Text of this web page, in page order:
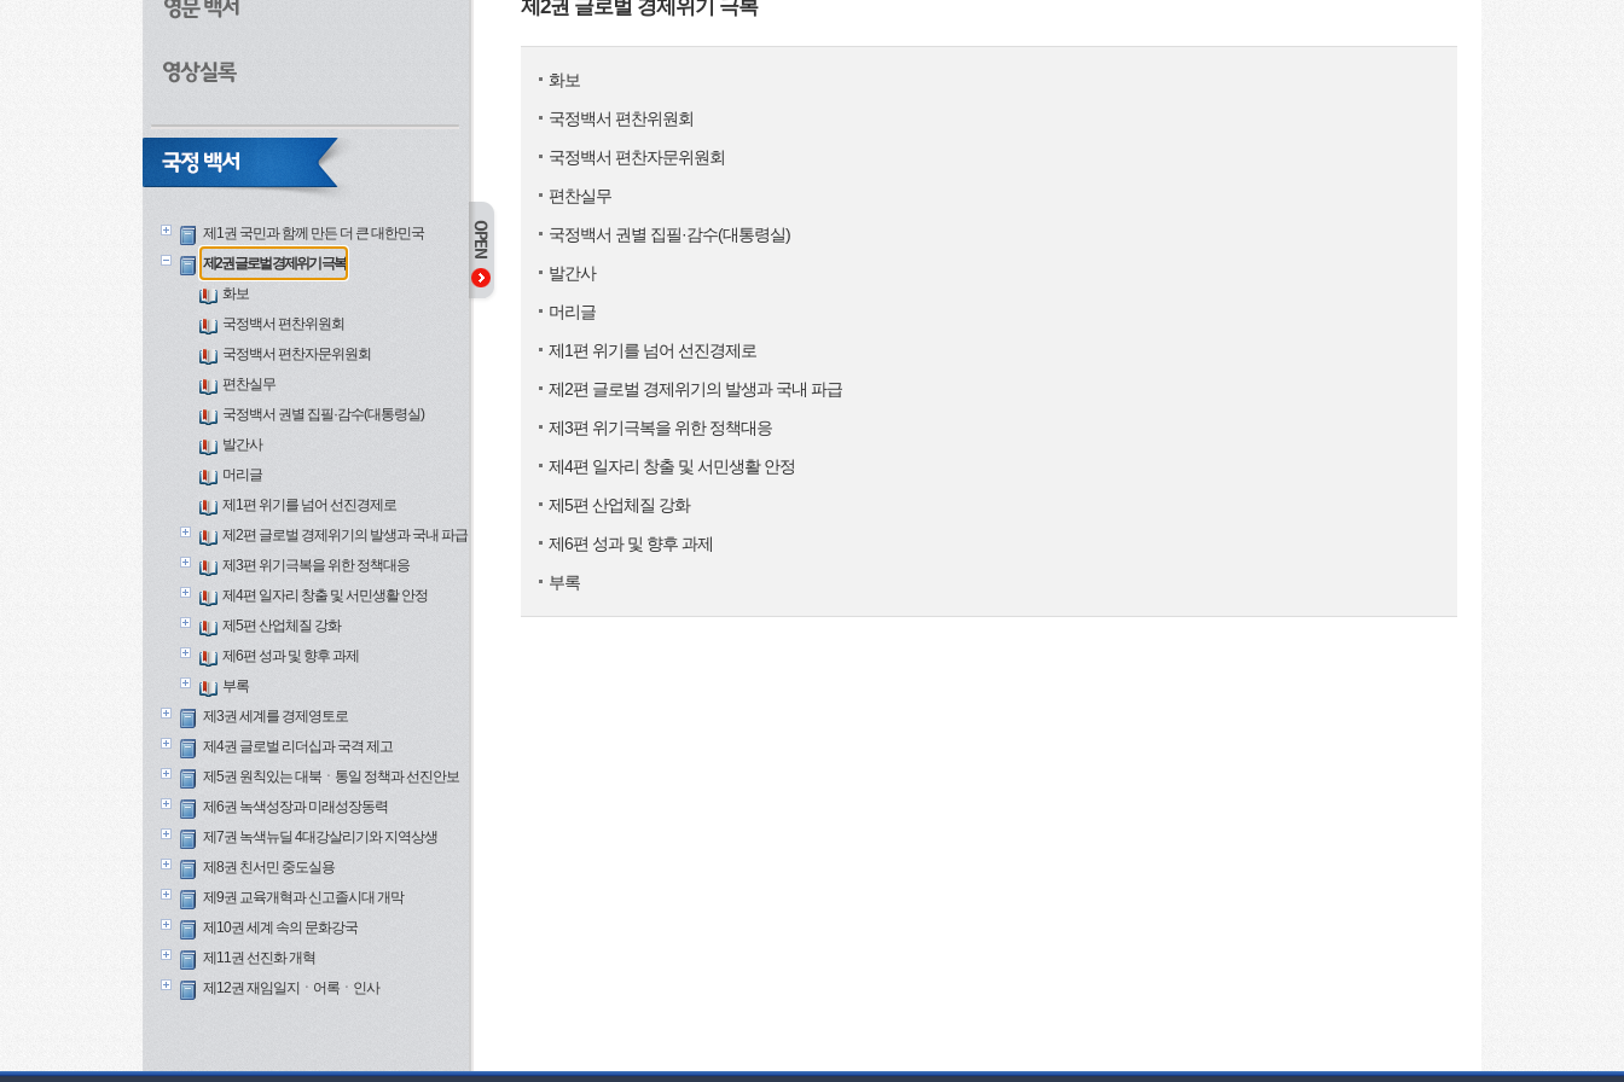
제1권 국민과 함께 만든 더 큰 대한민국
제2권 글로벌 경제위기 극복
화보
국정백서 편찬위원회
국정백서 편찬자문위원회
편찬실무
국정백서 권별 집필·감수(대통령실)
발간사
머리글
제1편 위기를 넘어 선진경제로
제2편 글로벌 경제위기의 발생과 국내 파급
제3편 위기극복을 위한 정책대응
제4편 일자리 창출 및 서민생활 안정
제5편 산업체질 강화
제6편 성과 및 향후 과제
부록
제3권 세계를 경제영토로
제4권 글로벌 리더십과 국격 제고
제5권 원칙있는 대북ㆍ통일 정책과 선진안보
제6권 녹색성장과 미래성장동력
제7권 녹색뉴딜 4대강살리기와 지역상생
제8권 친서민 중도실용
제9권 교육개혁과 신고졸시대 개막
제10권 세계 속의 문화강국
제11권 선진화 개혁
제12권 재임일지ㆍ어록ㆍ인사
제2권 글로벌 경제위기 극복
화보
국정백서 편찬위원회
국정백서 편찬자문위원회
편찬실무
국정백서 권별 집필·감수(대통령실)
발간사
머리글
제1편 위기를 넘어 선진경제로
제2편 글로벌 경제위기의 발생과 국내 파급
제3편 위기극복을 위한 정책대응
제4편 일자리 창출 및 서민생활 안정
제5편 산업체질 강화
제6편 성과 및 향후 과제
부록